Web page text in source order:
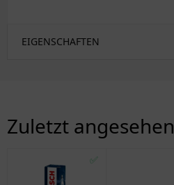
EIGENSCHAFTEN
Zuletzt angesehen
✅